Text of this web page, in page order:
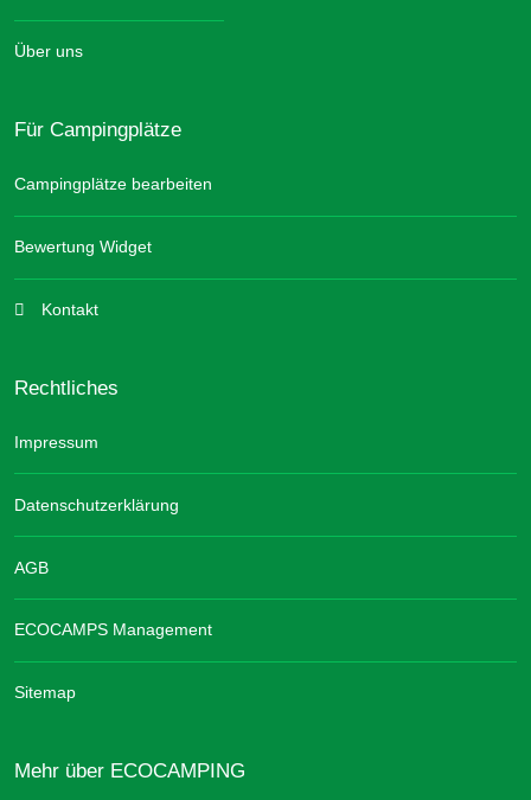
Über uns
Für Campingplätze
Campingplätze bearbeiten
Bewertung Widget
Kontakt
Rechtliches
Impressum
Datenschutzerklärung
AGB
ECOCAMPS Management
Sitemap
Mehr über ECOCAMPING